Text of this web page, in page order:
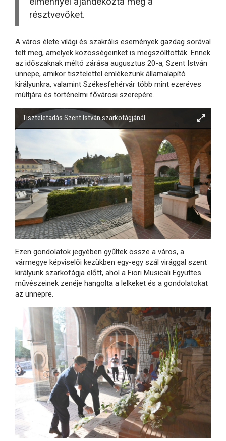
résztvevőket.
A város élete világi és szakrális események gazdag sorával
telt meg, amelyek közösségeinket is megszólították. Ennek
az időszaknak méltó zárása augusztus 20-a, Szent István
ünnepe, amikor tisztelettel emlékezünk államalapító
királyunkra, valamint Székesfehérvár több mint ezeréves
múltjára és történelmi fővárosi szerepére.
Tiszteletadás Szent István szarkofágjánál
Ezen gondolatok jegyében gyűltek össze a város, a
vármegye képviselői kezükben egy-egy szál virággal szent
királyunk szarkofágja előtt, ahol a Fiori Musicali Együttes
művészeinek zenéje hangolta a lelkeket és a gondolatokat
az ünnepre.